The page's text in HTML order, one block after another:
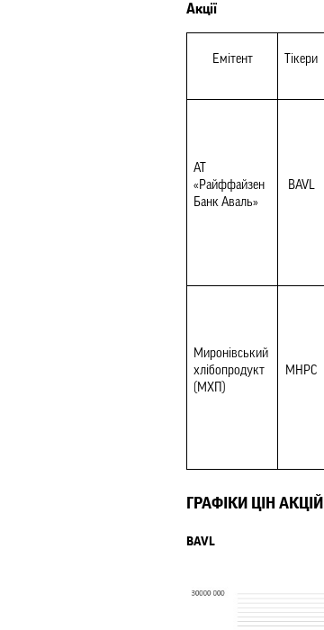
Акції
Емітент Тікери
АТ
«Райффайзен
Банк Аваль»
BAVL
Миронівський
хлібопродукт
(МХП)
MHPC
ГРАФІКИ ЦІН
BAVL